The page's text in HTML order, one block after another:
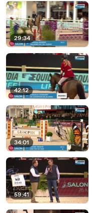
29:34
42:12
34:01
59:41